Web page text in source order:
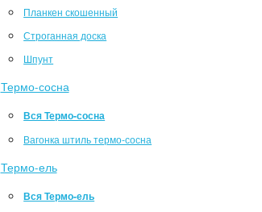
Планкен скошенный
Строганная доска
Шпунт
Термо-сосна
Вся Термо-сосна
Вагонка штиль термо-сосна
Термо-ель
Вся Термо-ель